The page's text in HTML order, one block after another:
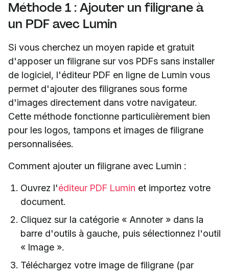
Méthode 1 : Ajouter un filigrane à
un PDF avec Lumin
Si vous cherchez un moyen rapide et gratuit
d'apposer un filigrane sur vos PDFs sans installer
de logiciel, l'éditeur PDF en ligne de Lumin vous
permet d'ajouter des filigranes sous forme
d'images directement dans votre navigateur.
Cette méthode fonctionne particulièrement bien
pour les logos, tampons et images de filigrane
personnalisées.
Comment ajouter un filigrane avec Lumin :
Ouvrez l'éditeur PDF Lumin et importez votre
document.
Cliquez sur la catégorie « Annoter » dans la
barre d'outils à gauche, puis sélectionnez l'outil
« Image ».
Téléchargez votre image de filigrane (par